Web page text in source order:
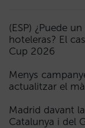
(ESP) ¿Puede
hoteleras? El
Cup 2026
Menys
actualitzar el
Madrid davant
Catalunya i del